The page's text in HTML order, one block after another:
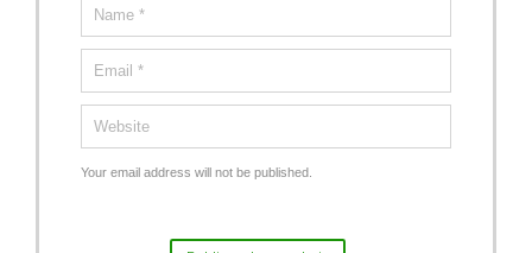
Your email address will not be published.